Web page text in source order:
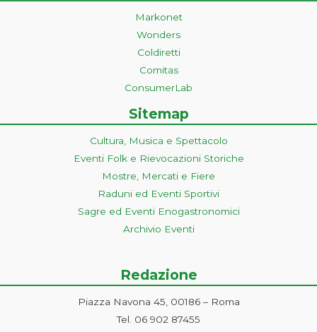
Markonet
Wonders
Coldiretti
Comitas
ConsumerLab
Sitemap
Cultura, Musica e Spettacolo
Eventi Folk e Rievocazioni Storiche
Mostre, Mercati e Fiere
Raduni ed Eventi Sportivi
Sagre ed Eventi Enogastronomici
Archivio Eventi
Redazione
Piazza Navona 45, 00186 – Roma
Tel. 06 902 87455